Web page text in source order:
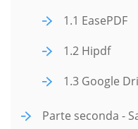
1.1 EasePDF
1.2 Hipdf
1.3 Google
Parte seconda -